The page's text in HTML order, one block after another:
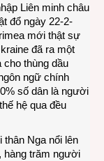
Liên minh châu
đổ ngày 22-2-
mới thật sự
đã ra một
thùng dầu
ngữ chính
số dân là người
hệ qua đều
Nga nổi lên
hàng trăm người